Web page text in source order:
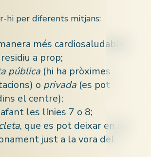
hi per diferents mitjans:
més cardiosaludable i
a prop;
pública (hi ha pròximes
o privada (es pot
el centre);
les línies 7 o 8;
, que es pot deixar en un
just a la vora del